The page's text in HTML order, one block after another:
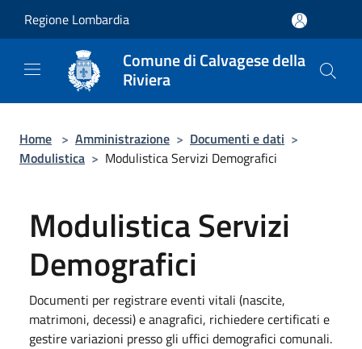
Regione Lombardia
Comune di Calvagese della
Riviera
Home > Amministrazione > Documenti e dati >
Modulistica > Modulistica Servizi Demografici
Modulistica Servizi
Demografici
Documenti per registrare eventi vitali (nascite,
matrimoni, decessi) e anagrafici, richiedere certificati e
gestire variazioni presso gli uffici demografici comunali.